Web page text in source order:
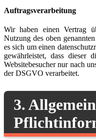
Auftragsverarbeitung
Wir haben einen Vertrag
Nutzung des oben
es sich um einen
gewährleistet, dass dieser
Websitebesucher nur nach
der DSGVO verarbeitet.
3.